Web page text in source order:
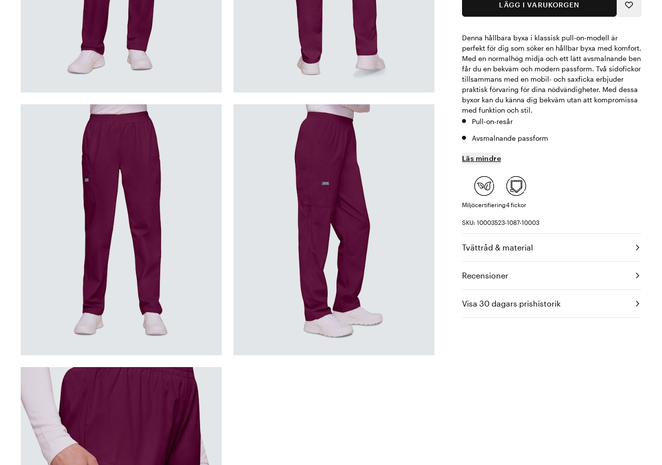
LÄGG I VARUKORGEN
Denna hållbara byxa i klassisk pull-on-modell är
perfekt för dig som söker en hållbar byxa med komfort.
Med en normalhög midja och ett lätt avsmalnande ben
får du en bekväm och modern passform. Två sidofickor
tillsammans med en mobil- och saxficka erbjuder
praktisk förvaring för dina nödvändigheter. Med dessa
byxor kan du känna dig bekväm utan att kompromissa
med funktion och stil.
Pull-on-resår
Avsmalnande passform
Läs mindre
Miljöcertifiering4 fickor
SKU: 10003523-1087-10003
Tvättråd & material
Recensioner
Visa 30 dagars prishistorik